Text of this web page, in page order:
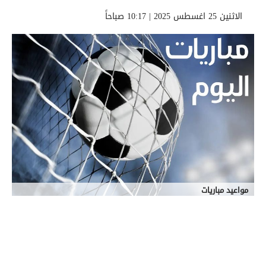
الاثنين 25 اغسطس 2025 | 10:17 صباحاً
مواعيد مباريات